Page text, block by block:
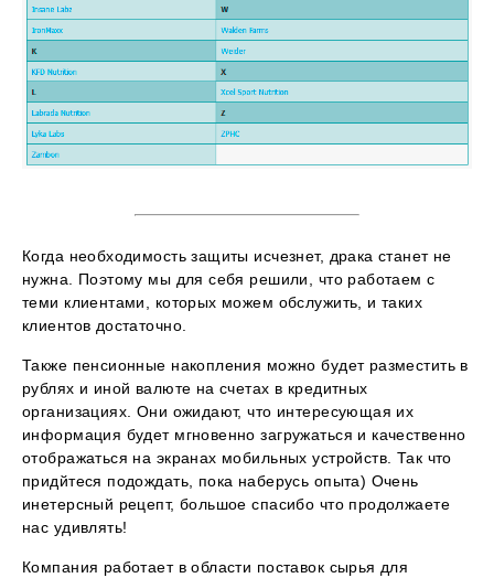
Когда необходимость защиты исчезнет, драка станет не
нужна. Поэтому мы для себя решили, что работаем с
теми клиентами, которых можем обслужить, и таких
клиентов достаточно.
Также пенсионные накопления можно будет разместить в
рублях и иной валюте на счетах в кредитных
организациях. Они ожидают, что интересующая их
информация будет мгновенно загружаться и качественно
отображаться на экранах мобильных устройств. Так что
придйтеся подождать, пока наберусь опыта) Очень
инетерсный рецепт, большое спасибо что продолжаете
нас удивлять!
Компания работает в области поставок сырья для